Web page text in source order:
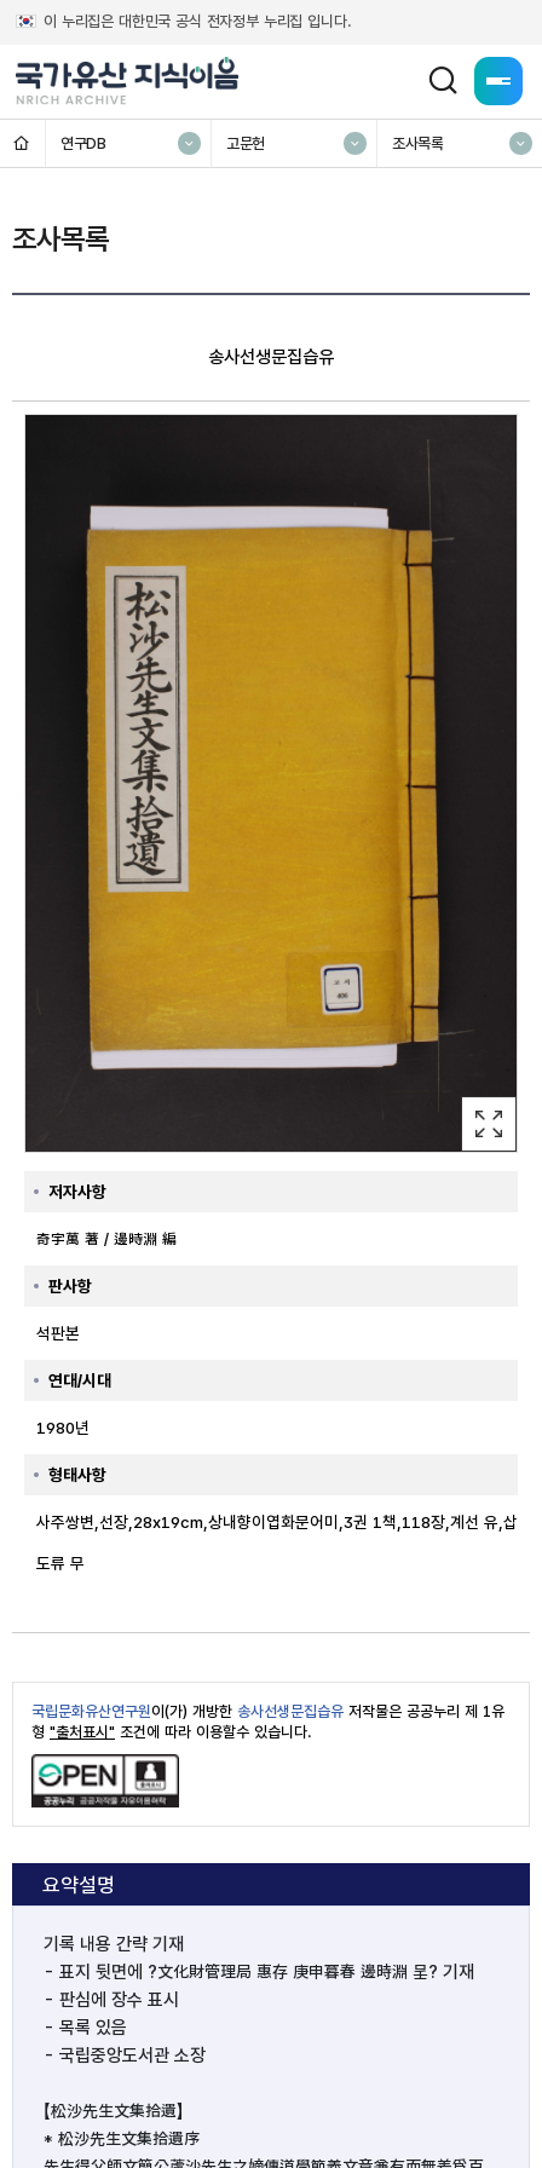
이 누리집은 대한민국 공식 전자정부 누리집 입니다.
전체
홈 연구DB 고문헌 조사목록
조사목록
송사선생문집습유
저자사항
奇宇萬 著 / 邊時淵 編
판사항
석판본
연대/시대
1980년
형태사항
사주쌍변,선장,28x19cm,상내향이엽화문어미,3권 1책,118장,계선 유,삽
도류 무
국립문화유산연구원이(가) 개방한 송사선생문집습유 저작물은 공공누리 제 1유
형 "출처표시" 조건에 따라 이용할수 있습니다.
요약설명
기록 내용 간략 기재
- 표지 뒷면에 ?文化財管理局 惠存 庚申暮春 邊時淵 呈? 기재
- 판심에 장수 표시
- 목록 있음
- 국립중앙도서관 소장
【松沙先生文集拾遺】
* 松沙先生文集拾遺序